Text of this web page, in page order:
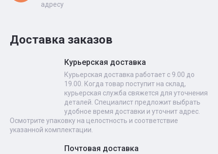
адресу
Доставка заказов
Курьерская доставка
Курьерская доставка работает с 9.00 до
19.00. Когда товар поступит на склад,
курьерская служба свяжется для уточнения
деталей. Специалист предложит выбрать
удобное время доставки и уточнит адрес.
Осмотрите упаковку на целостность и соответствие
указанной комплектации.
Почтовая доставка